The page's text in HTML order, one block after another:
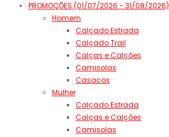
PROMOÇÕES (01/07/2026 - 31/08/2026)
Homem
Calçado Estrada
Calçado Trail
Calças e Calções
Camisolas
Casacos
Mulher
Calçado Estrada
Calças e Calções
Camisolas